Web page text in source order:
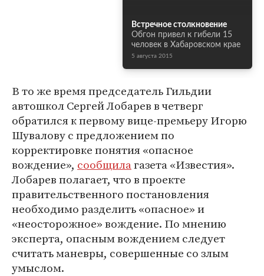
Встречное столкновение
Обгон привел к гибели 15
человек в Хабаровском крае
5 августа 2015
В то же время председатель Гильдии
автошкол Сергей Лобарев в четверг
обратился к первому вице-премьеру Игорю
Шувалову с предложением по
корректировке понятия «опасное
вождение», сообщилагазета «Известия».
Лобарев полагает, что в проекте
правительственного постановления
необходимо разделить «опасное» и
«неосторожное» вождение. По мнению
эксперта, опасным вождением следует
считать маневры, совершенные со злым
умыслом.